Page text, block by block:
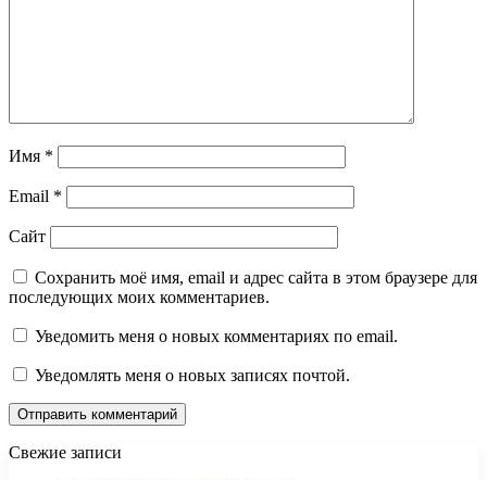
Имя *
Email *
Сайт
Сохранить моё имя, email и адрес сайта в этом браузере для
последующих моих комментариев.
Уведомить меня о новых комментариях по email.
Уведомлять меня о новых записях почтой.
Свежие записи